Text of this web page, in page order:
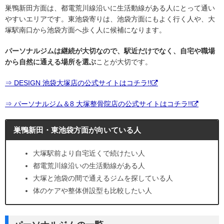
巣鴨新田方面は、都電荒川線沿いに生活動線がある人にとって通い
やすいエリアです。東池袋寄りは、池袋方面にもよく行く人や、大
塚駅南口から池袋方面へ歩く人に候補になります。
パーソナルジムは継続が大切なので、駅近だけでなく、自宅や職場
から自然に通える場所を選ぶことが大切です。
⇒ DESIGN 池袋大塚店の公式サイトはコチラ!!
⇒ パーソナルジム＆8 大塚整骨院店の公式サイトはコチラ!!
巣鴨新田・東池袋方面が向いている人
大塚駅前より自宅近くで続けたい人
都電荒川線沿いの生活動線がある人
大塚と池袋の間で通えるジムを探している人
体のケアや整体併設型も比較したい人